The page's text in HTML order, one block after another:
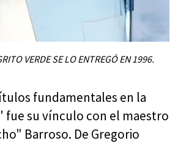
VERDE SE LO ENTREGÓ EN 1996.
fundamentales en la
fue su vínculo con el maestro
Barroso. De Gregorio